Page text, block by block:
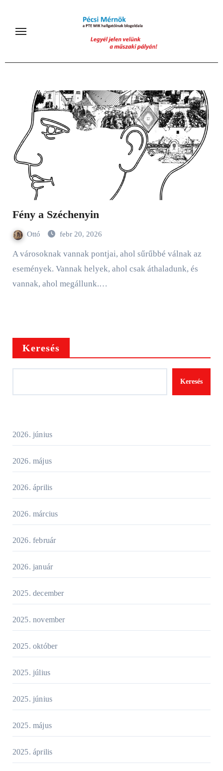
content
Fény a Széchenyin
Ottó febr 20, 2026
A városoknak vannak pontjai, ahol sűrűbbé válnak az
események. Vannak helyek, ahol csak áthaladunk, és
vannak, ahol megállunk.…
Keresés
Keresés
2026. június
2026. május
2026. április
2026. március
2026. február
2026. január
2025. december
2025. november
2025. október
2025. július
2025. június
2025. május
2025. április